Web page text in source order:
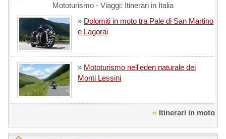
Mototurismo - Viaggi: Itinerari in Italia
» Dolomiti in moto tra Pale di San Martino
e Lagorai
» Mototurismo nell'eden naturale dei
Monti Lessini
Itinerari in moto